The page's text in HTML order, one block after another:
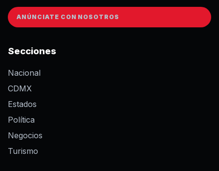
ANÚNCIATE CON NOSOTROS
Secciones
Nacional
CDMX
Estados
Política
Negocios
Turismo